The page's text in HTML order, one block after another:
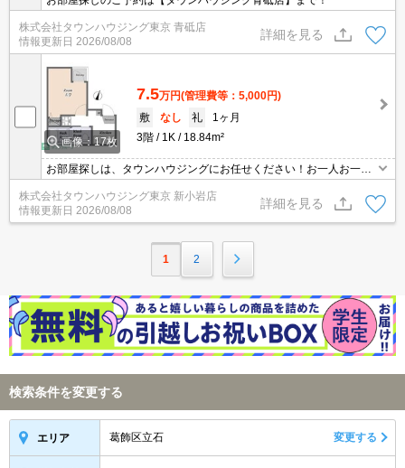
株式会社タウンハウジング東京 青砥店
情報更新日 2026/08/08
詳細を見る
画像：17枚
7.5万円(管理費等：5,000円)
敷
なし 礼
1ヶ月
3階
1K 18.84m²
お部屋探しは、タウンハウジングにお任せください！お一人お一人
様に合ったお部屋をお探し致します。分からないことは何でもご相
談くださいませ。
株式会社タウンハウジング東京 新小岩店
情報更新日 2026/08/08
詳細を見る
1 2
検索条件を変更する
エリア 葛飾区立石 変更する